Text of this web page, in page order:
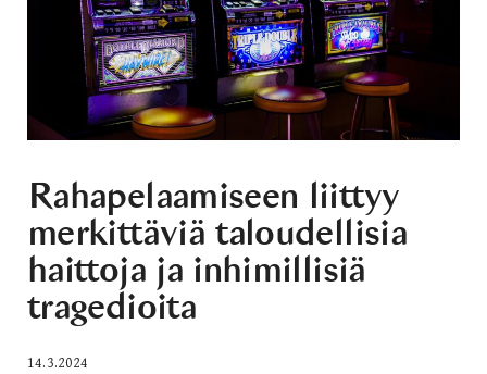
Rahapelaamiseen liittyy
merkittäviä taloudellisia
haittoja ja inhimillisiä
tragedioita
14.3.2024